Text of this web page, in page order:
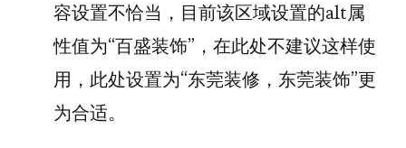
容设置不恰当，目前该区域设置的alt属
性值为“百盛装饰”，在此处不建议这样使
用，此处设置为“东莞装修，东莞装饰”更
为合适。